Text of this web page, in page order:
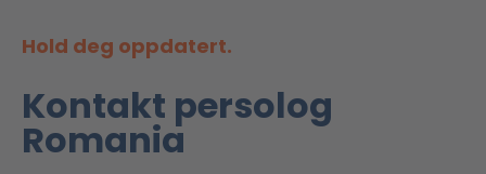
Hold deg oppdatert.
Kontakt persolog
Romania